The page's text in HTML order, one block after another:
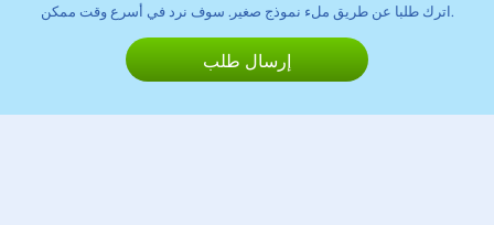
اترك طلبا عن طريق ملء نموذج صغير. سوف نرد في أسرع وقت ممكن.
إرسال طلب